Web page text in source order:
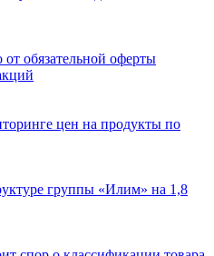
обязательной оферты
цен на продукты по
группы «Илим» на 1,8